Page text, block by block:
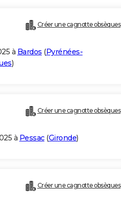
Créer une cagnotte obsèques
à Bardos (Pyrénées-
)
Créer une cagnotte obsèques
à Pessac(Gironde)
Créer une cagnotte obsèques